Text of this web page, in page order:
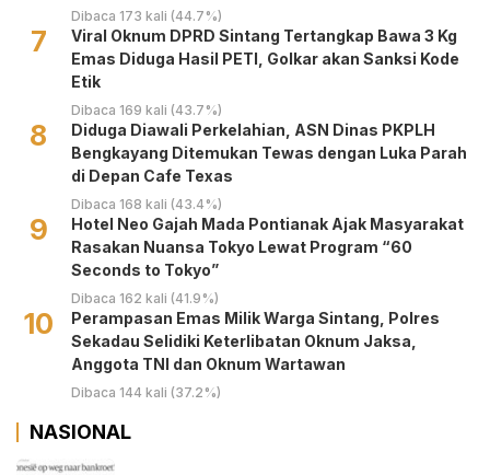
Masyarakat
Dibaca 173 kali (44.7%)
7
Viral Oknum DPRD Sintang Tertangkap Bawa 3 Kg
Emas Diduga Hasil PETI, Golkar akan Sanksi Kode
Etik
Dibaca 169 kali (43.7%)
8
Diduga Diawali Perkelahian, ASN Dinas PKPLH
Bengkayang Ditemukan Tewas dengan Luka Parah
di Depan Cafe Texas
Dibaca 168 kali (43.4%)
9
Hotel Neo Gajah Mada Pontianak Ajak Masyarakat
Rasakan Nuansa Tokyo Lewat Program “60
Seconds to Tokyo”
Dibaca 162 kali (41.9%)
10
Perampasan Emas Milik Warga Sintang, Polres
Sekadau Selidiki Keterlibatan Oknum Jaksa,
Anggota TNI dan Oknum Wartawan
Dibaca 144 kali (37.2%)
NASIONAL